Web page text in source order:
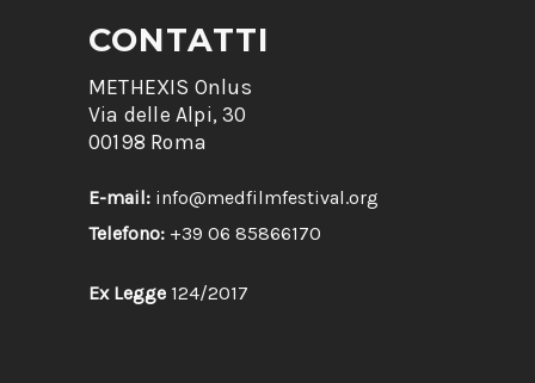
CONTATTI
METHEXIS Onlus
Via delle Alpi, 30
00198 Roma
E-mail: info@medfilmfestival.org
Telefono: +39 06 85866170
Ex Legge 124/2017